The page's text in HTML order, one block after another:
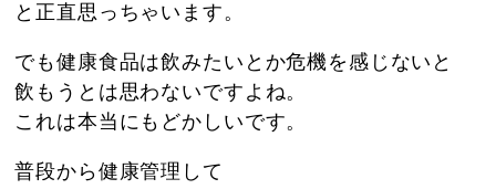
と正直思っちゃいます。
でも健康食品は飲みたいとか危機を感じないと
飲もうとは思わないですよね。
これは本当にもどかしいです。
普段から健康管理して